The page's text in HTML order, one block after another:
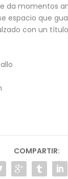
da momentos
espacio que
con un
COMPARTIR: